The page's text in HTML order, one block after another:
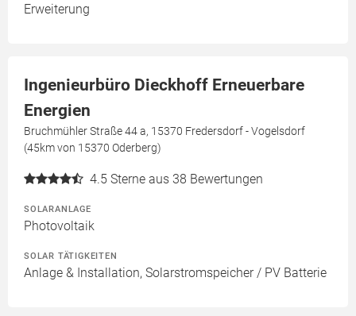
Erweiterung
Ingenieurbüro Dieckhoff Erneuerbare
Energien
Bruchmühler Straße 44 a, 15370 Fredersdorf - Vogelsdorf
(45km von 15370 Oderberg)
4.5 Sterne aus 38 Bewertungen
SOLARANLAGE
Photovoltaik
SOLAR TÄTIGKEITEN
Anlage & Installation, Solarstromspeicher / PV Batterie